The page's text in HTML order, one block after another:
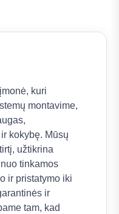
kuri
montavime,
kokybę. Mūsų
užtikrina
tinkamos
ir pristatymo iki
ir
tam, kad